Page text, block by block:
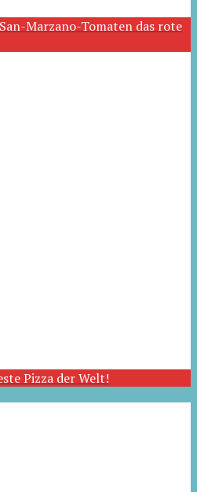
Marzano-Tomaten das rote
Pizza der Welt!